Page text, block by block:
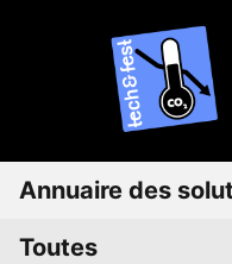
Annuaire des
Toutes